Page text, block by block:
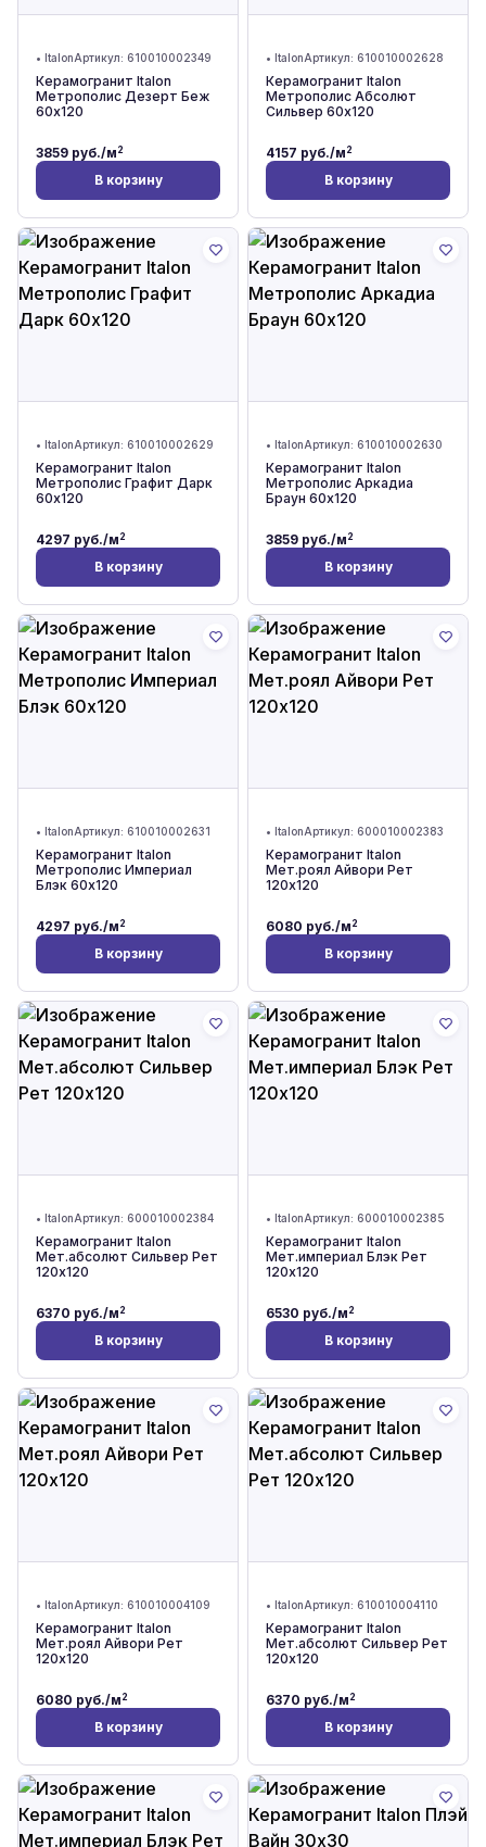
• ItalonАртикул: 610010002349
Керамогранит Italon
Метрополис Дезерт Беж
60x120
3859 руб./м2
В корзину
• ItalonАртикул: 610010002628
Керамогранит Italon
Метрополис Абсолют
Сильвер 60x120
4157 руб./м2
В корзину
• ItalonАртикул: 610010002629
Керамогранит Italon
Метрополис Графит Дарк
60x120
4297 руб./м2
В корзину
• ItalonАртикул: 610010002630
Керамогранит Italon
Метрополис Аркадиа
Браун 60x120
3859 руб./м2
В корзину
• ItalonАртикул: 610010002631
Керамогранит Italon
Метрополис Империал
Блэк 60x120
4297 руб./м2
В корзину
• ItalonАртикул: 600010002383
Керамогранит Italon
Мет.роял Айвори Рет
120x120
6080 руб./м2
В корзину
• ItalonАртикул: 600010002384
Керамогранит Italon
Мет.абсолют Сильвер Рет
120x120
6370 руб./м2
В корзину
• ItalonАртикул: 600010002385
Керамогранит Italon
Мет.империал Блэк Рет
120x120
6530 руб./м2
В корзину
• ItalonАртикул: 610010004109
Керамогранит Italon
Мет.роял Айвори Рет
120x120
6080 руб./м2
В корзину
• ItalonАртикул: 610010004110
Керамогранит Italon
Мет.абсолют Сильвер Рет
120x120
6370 руб./м2
В корзину